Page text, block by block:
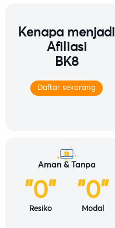
Kenapa menjadi
Afiliasi
BK8
Daftar sekarang
Aman & Tanpa
"0"
Resiko
"0"
Modal